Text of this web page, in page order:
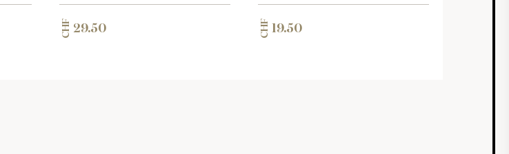
CHF 29.50 CHF 19.50